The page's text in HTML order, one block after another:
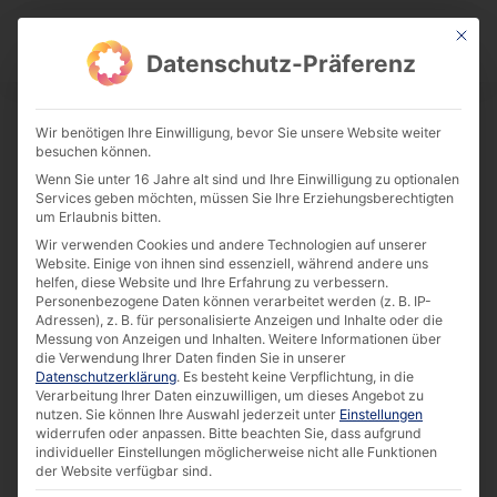
Download Center
Case Study: Life Science-Forschung mit
AKHET® Industrie-PCs [DE]
Download
13038 downloads
782.11 KB
This
Datenschutz-Präferenz
Wir benötigen Ihre Einwilligung, bevor Sie unsere Website weiter
besuchen können.
Wenn Sie unter 16 Jahre alt sind und Ihre Einwilligung zu optionalen
Services geben möchten, müssen Sie Ihre Erziehungsberechtigten
um Erlaubnis bitten.
Wir verwenden Cookies und andere Technologien auf unserer
Website. Einige von ihnen sind essenziell, während andere uns
helfen, diese Website und Ihre Erfahrung zu verbessern.
Personenbezogene Daten können verarbeitet werden (z. B. IP-
Adressen), z. B. für personalisierte Anzeigen und Inhalte oder die
Messung von Anzeigen und Inhalten. Weitere Informationen über
die Verwendung Ihrer Daten finden Sie in unserer
Datenschutzerklärung. Es besteht keine Verpflichtung, in die
Verarbeitung Ihrer Daten einzuwilligen, um dieses Angebot zu
nutzen. Sie können Ihre Auswahl jederzeit unter Einstellungen
widerrufen oder anpassen. Bitte beachten Sie, dass aufgrund
individueller Einstellungen möglicherweise nicht alle Funktionen
der Website verfügbar sind.